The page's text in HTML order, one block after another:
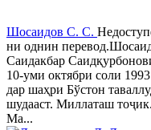
Шосаидов С. С.
ни однин
Саидакбар
10-уми октябри соли 1993
дар шаҳри Бўстон
шудааст. Миллаташ тоҷик.
Ма...